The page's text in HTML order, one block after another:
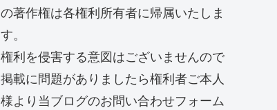
の著作権は各権利所有者に帰属いたしま
す。
権利を侵害する意図はございませんので
掲載に問題がありましたら権利者ご本人
様より当ブログのお問い合わせフォーム